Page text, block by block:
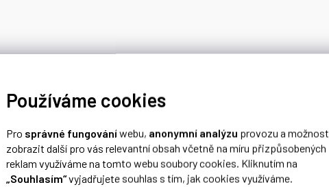
Používáme cookies
Pro správné fungováníwebu, anonymní analýzu provozu a možnost
zobrazit další pro vás relevantní obsah včetně na míru přizpůsobených
reklam využíváme na tomto webu soubory cookies. Kliknutím na
„Souhlasím“vyjadřujete souhlas s tím, jak cookies využíváme.